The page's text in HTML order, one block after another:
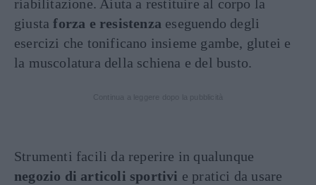
riabilitazione. Aiuta a restituire al corpo la
giustaforza e resistenza eseguendo degli
esercizi che tonificano insieme gambe, glutei e
la muscolatura della schiena e del busto.
Strumenti facili da reperire in qualunque
negozio di articoli sportivi e pratici da usare